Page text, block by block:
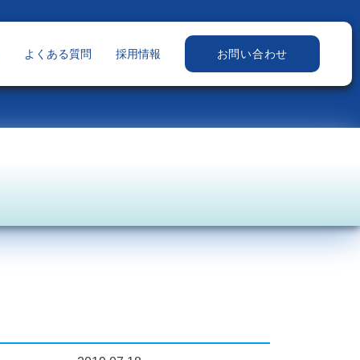
よくある質問 採用情報 お問い合わせ